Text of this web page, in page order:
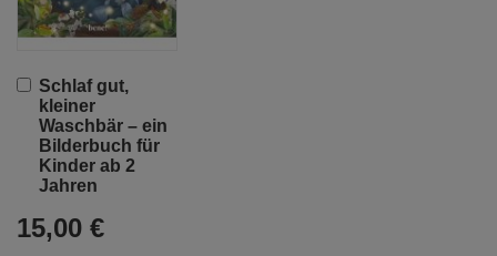
Schlaf gut,
kleiner
Waschbär – ein
Bilderbuch für
Kinder ab 2
Jahren
15,00 €
In
den
Warenkorb